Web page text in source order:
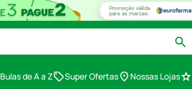
Bulas de A a Z Super Ofertas Nossas Lojas